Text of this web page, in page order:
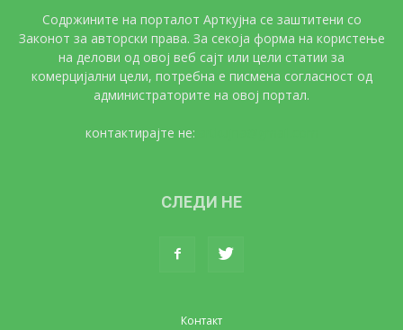
Содржините на порталот Арткујна се заштитени со
Законот за авторски права. За секоја форма на користење
на делови од овој веб сајт или цели статии за
комерцијални цели, потребна е писмена согласност од
администраторите на овој портал.
контактирајте не:
СЛЕДИ НЕ
Контакт